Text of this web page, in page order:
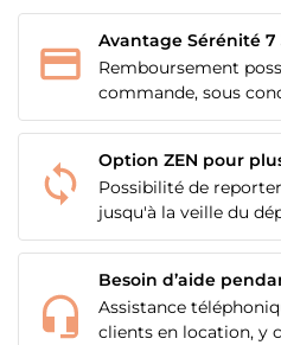
Avantage Sérénité 7
Remboursement
commande, sous
Option ZEN pour
Possibilité de
jusqu'à la veille du
Besoin d’aide
Assistance
clients en location, y
MES LISTES
CRÉER UNE
NOM DE LA LISTE
CONNEXION
Vous devez être connecté
à votre liste d'envies.